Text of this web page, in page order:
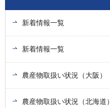
新着情報一覧
新着情報一覧
農産物取扱い状況（大阪）
農産物取扱い状況（北海道）